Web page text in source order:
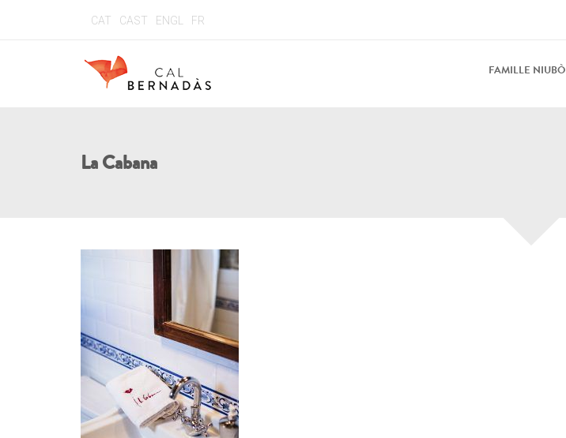
CAT CAST ENGL FR
FAMILLE NIUBÒ
La Cabana